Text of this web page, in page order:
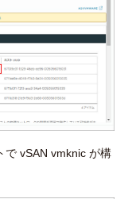
で vSAN vmknic が構